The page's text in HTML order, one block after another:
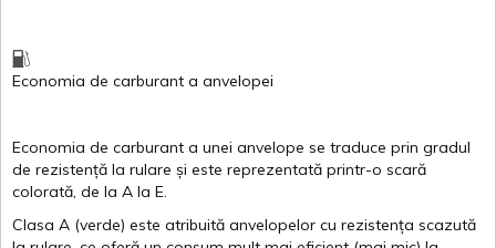
Economia de carburant a anvelopei
Economia de carburant a unei anvelope se traduce prin gradul
de rezistență la rulare și este reprezentată printr-o scară
colorată, de la A la E.
Clasa A (verde) este atribuită anvelopelor cu rezistența scazută